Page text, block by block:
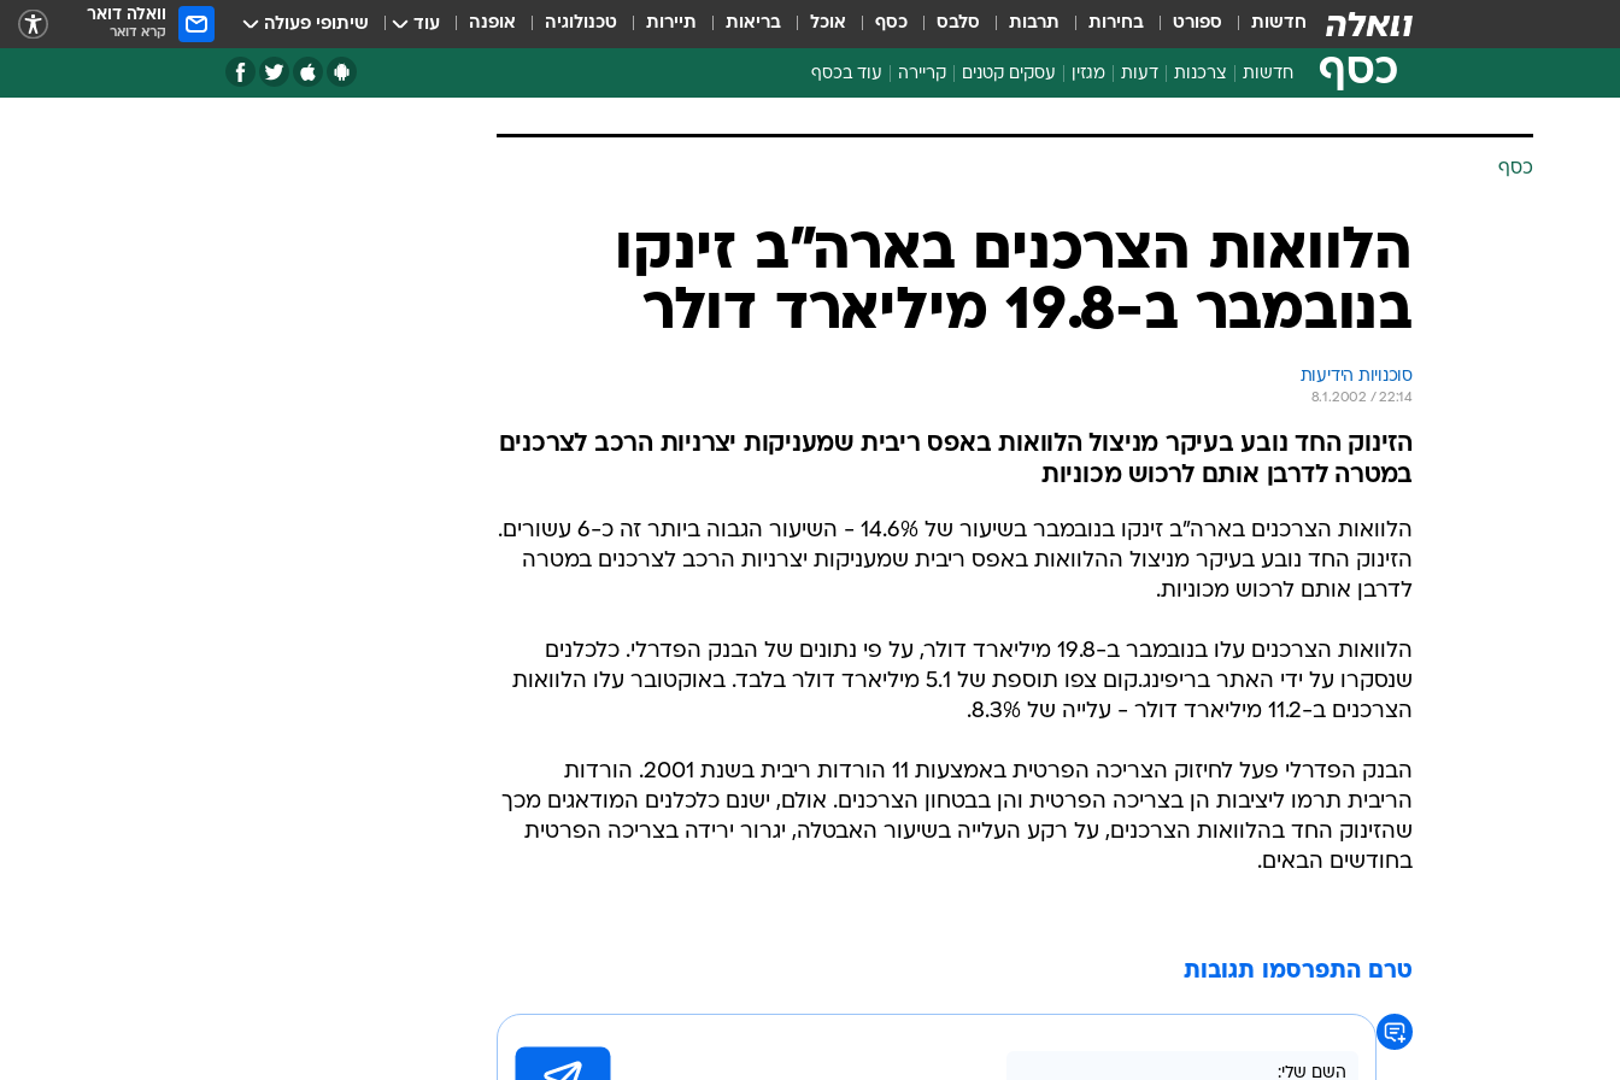
חדשות ספורט בחירות תרבות סלבס כסף אוכל בריאות תיירות טכנולוגיה אופנה עוד שיתופי פעולה וואלה דואר
קרא דואר
כסף חדשות צרכנות
צרכנות פיננסית
דעות מגזין עסקים קטנים קריירה עוד בכסף
כסף
הלוואות הצרכנים בארה"ב זינקו
בנובמבר ב-19.8 מיליארד דולר
סוכנויות הידיעות
8.1.2002 / 22:14
הזינוק החד נובע בעיקר מניצול הלוואות באפס ריבית שמעניקות יצרניות הרכב לצרכנים
במטרה לדרבן אותם לרכוש מכוניות
הלוואות הצרכנים בארה"ב זינקו בנובמבר בשיעור של 14.6% - השיעור הגבוה ביותר זה כ-6 עשורים.
הזינוק החד נובע בעיקר מניצול ההלוואות באפס ריבית שמעניקות יצרניות הרכב לצרכנים במטרה
לדרבן אותם לרכוש מכוניות.
הלוואות הצרכנים עלו בנובמבר ב-19.8 מיליארד דולר, על פי נתונים של הבנק הפדרלי. כלכלנים
שנסקרו על ידי האתר בריפינג.קום צפו תוספת של 5.1 מיליארד דולר בלבד. באוקטובר עלו הלוואות
הצרכנים ב-11.2 מיליארד דולר - עלייה של 8.3%.
הבנק הפדרלי פעל לחיזוק הצריכה הפרטית באמצעות 11 הורדות ריבית בשנת 2001. הורדות
הריבית תרמו ליציבות הן בצריכה הפרטית והן בבטחון הצרכנים. אולם, ישנם כלכלנים המודאגים מכך
שהזינוק החד בהלוואות הצרכנים, על רקע העלייה בשיעור האבטלה, יגרור ירידה בצריכה הפרטית
בחודשים הבאים.
טרם התפרסמו תגובות